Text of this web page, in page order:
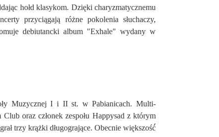
hołd klasykom. Dzięki charyzmatycznemu
przyciągają różne pokolenia słuchaczy,
debiutancki album "Exhale" wydany w
Muzycznej I i II st. w Pabianicach. Multi-
oraz członek zespołu Happysad z którym
trzy krążki długogrające. Obecnie większość́